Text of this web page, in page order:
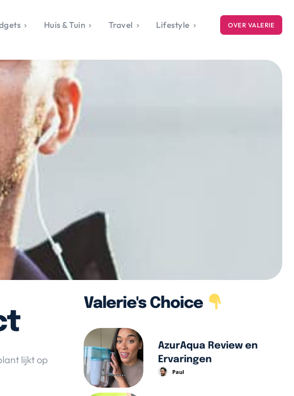
Food & Drinks
Health & BeautyGadgets
Huis & TuinTravelLifestyle
Huis & Tuin Travel Lifestyle OVER VALERIE
lijkt op
Valerie's Choice
AzurAqua Review en
Ervaringen
Paul